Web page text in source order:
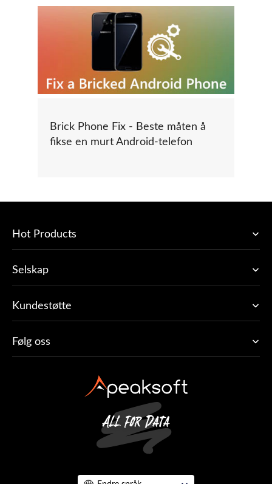
Brick Phone Fix - Beste måten å
fikse en murt Android-telefon
Hot Products
Selskap
Kundestøtte
Følg oss